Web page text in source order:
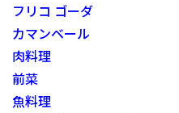
フリコ ゴーダ
カマンベール
肉料理
前菜
魚料理